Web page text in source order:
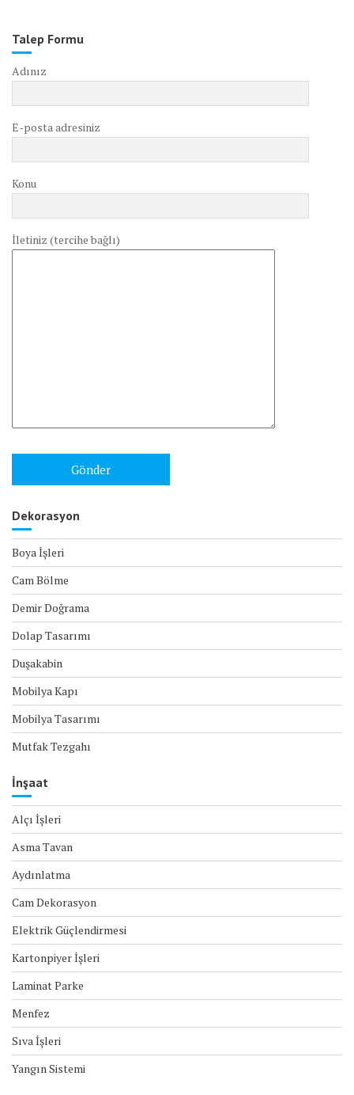
Talep Formu
Adınız
E-posta adresiniz
Konu
İletiniz (tercihe bağlı)
Dekorasyon
Boya İşleri
Cam Bölme
Demir Doğrama
Dolap Tasarımı
Duşakabin
Mobilya Kapı
Mobilya Tasarımı
Mutfak Tezgahı
İnşaat
Alçı İşleri
Asma Tavan
Aydınlatma
Cam Dekorasyon
Elektrik Güçlendirmesi
Kartonpiyer İşleri
Laminat Parke
Menfez
Sıva İşleri
Yangın Sistemi